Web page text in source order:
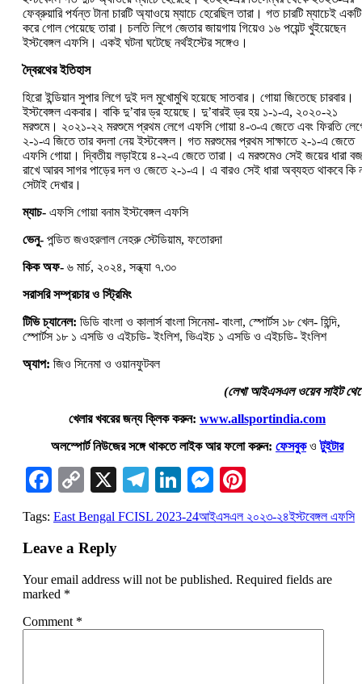
ফেব্রুয়ারি পর্যন্ত টানা চারটি অ্যাওয়ে ম্যাচে হেরেছিল তারা। গত চারটি ম্যাচেই একটি
করে গোল পেয়েছে তারা। চলতি লিগে জেতার জায়গায় গিয়েও ১৬ পয়েন্ট খুইয়েছেন
ইস্টবেঙ্গল এফসি। একই ঘটনা ঘটেছে নর্থইস্টের সঙ্গেও।
দ্বৈরথের ইতিহাস
হিরো ইন্ডিয়ান সুপার লিগে দুই দল মুখোমুখি হয়েছে সাতবার। গোয়া জিতেছে চারবার।
ইস্টবেঙ্গল একবার। বাকি দু’বার ড্র হয়েছে। দু’বারই ড্র হয় ১-১-এ, ২০২০-২১
মরশুমে। ২০২১-২২ মরশুমে প্রথম লেগে এফসি গোয়া ৪-৩-এ জেতে এবং ফিরতি
২-১-এ জিতে তার বদলা নেয় ইস্টবেঙ্গল। গত মরশুমের প্রথম সাক্ষাতে ২-১-এ জেতে
এফসি গোয়া। দ্বিতীয় লড়াইয়ে ৪-২-এ জেতে তারা। এ মরশুমেও সেই জয়ের ধারা
রাখে আরব সাগর পাড়ের দল ও জেতে ২-১-এ। এ বারও সেই ধারা অব্যহত থাকবে কি
সেটাই দেখার।
ম্যাচ- এফসি গোয়া বনাম ইস্টবেঙ্গল এফসি
ভেনু- পন্ডিত জওহরলাল নেহরু স্টেডিয়াম, ফতোরদা
কিক অফ- ৬ মার্চ, ২০২৪, সন্ধ্যা ৭.৩০
সরাসরি সম্প্রচার ও স্ট্রিমিং
টিভি চ্যানেল: ডিডি বাংলা ও কালার্স বাংলা সিনেমা- বাংলা, স্পোর্টস ১৮ খেল- হিন্দি,
স্পোর্টস ১৮ ১ এসডি ও এইচডি- ইংলিশ, ভিএইচ ১ এসডি ও এইচডি- ইংলিশ
অ্যাপ: জিও সিনেমা ও ওয়ানফুটবল
(লেখা আইএসএল ওয়েব সাইট
খেলার খবরের জন্য ক্লিক করুন: www.allsportindia.com
অলস্পোর্ট নিউজের সঙ্গে থাকতে লাইক আর ফলো করুন: ফেসবুকওটুইটার
Facebook
Copy
Link
X Telegram
LinkedIn
Messenger
Tags: East Bengal FCISL 2023-24আইএসএল ২০২৩-২৪ইস্টবেঙ্গল এফসি
Leave a Reply
Your email address will not be published. Required fields are
marked *
Comment *